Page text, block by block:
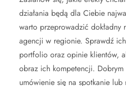
działania będą dla Ciebie
warto przeprowadzić dokładny
agencji w regionie. Sprawdź
portfolio oraz opinie klientów,
obraz ich kompetencji. Dobrym
umówienie się na spotkanie